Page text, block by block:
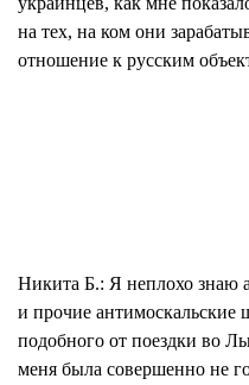
на тех, на ком они
отношение к русским
Никита Б.: Я неплохо знаю
и прочие антимоскальские
подобного от поездки во
меня была совершенно не